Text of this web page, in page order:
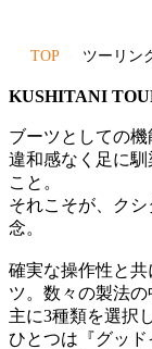
TOP ツーリン
KUSHITANI
ブーツとしての機
違和感なく足に
こと。
それこそが、ク
念。
確実な操作性と
ツ。数々の製法
主に3種類を選択
ひとつは『グッ